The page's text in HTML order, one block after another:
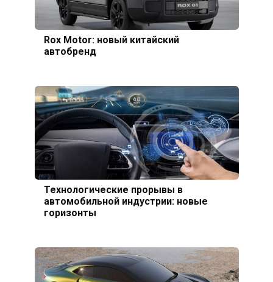
Rox Motor: новый китайский
автобренд
Технологические прорывы в
автомобильной индустрии: новые
горизонты